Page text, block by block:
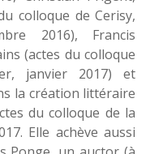
colloque de Cerisy,
2016), Francis
(actes du colloque
janvier 2017) et
la création littéraire
du colloque de la
Elle achève aussi